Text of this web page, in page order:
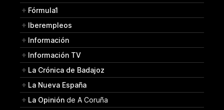
Fórmula1
Iberempleos
Información
Información TV
La Crónica de Badajoz
La Nueva España
La Opinión de A Coruña